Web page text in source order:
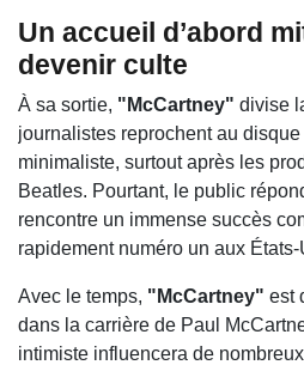
Un accueil d’abord
devenir culte
À sa sortie, "McCartney" divise
journalistes reprochent au
minimaliste, surtout après les
Beatles. Pourtant, le public
rencontre un immense succès
rapidement numéro un aux États-
Avec le temps, "McCartney" est
dans la carrière de Paul
intimiste influencera de